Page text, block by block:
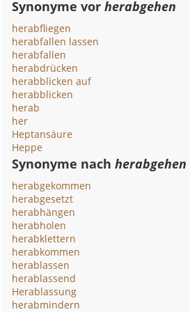
Synonyme vorherabgehen
herabfliegen
herabfallen lassen
herabfallen
herabdrücken
herabblicken auf
herabblicken
herab
her
Heptansäure
Heppe
Synonyme nachherabgehen
herabgekommen
herabgesetzt
herabhängen
herabholen
herabklettern
herabkommen
herablassen
herablassend
Herablassung
herabmindern